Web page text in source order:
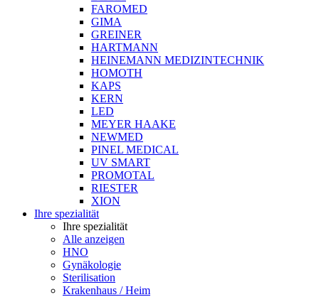
FAROMED
GIMA
GREINER
HARTMANN
HEINEMANN MEDIZINTECHNIK
HOMOTH
KAPS
KERN
LED
MEYER HAAKE
NEWMED
PINEL MEDICAL
UV SMART
PROMOTAL
RIESTER
XION
Ihre spezialität
Ihre spezialität
Alle anzeigen
HNO
Gynäkologie
Sterilisation
Krakenhaus / Heim